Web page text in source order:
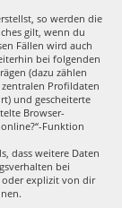
so werden die
gilt, wenn du
Fällen wird auch
bei folgenden
(dazu zählen
Profildaten
und gescheiterte
Browser-
Funktion
dass weitere Daten
bei
oder explizit von dir